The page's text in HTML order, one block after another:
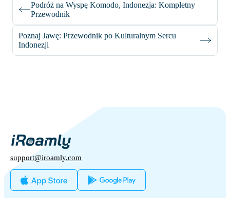
Podróż na Wyspę Komodo, Indonezja: Kompletny
Przewodnik
Poznaj Jawę: Przewodnik po Kulturalnym Sercu
Indonezji
support@iroamly.com